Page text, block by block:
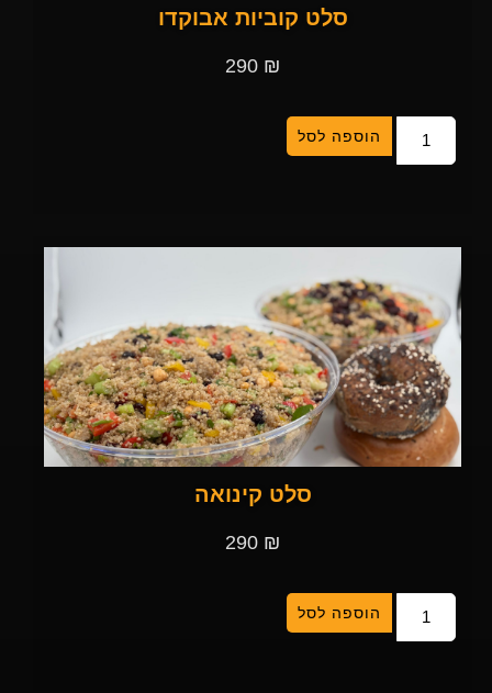
סלט קוביות אבוקדו
₪
הוספה לסל
סלט קינואה
₪
הוספה לסל